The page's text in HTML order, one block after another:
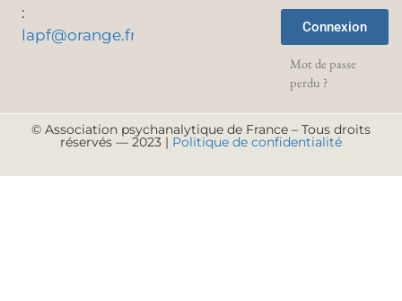
:
lapf@orange.fr
Connexion
Mot de passe
perdu ?
© Association psychanalytique de France – Tous droits
réservés — 2023 | Politique de confidentialité